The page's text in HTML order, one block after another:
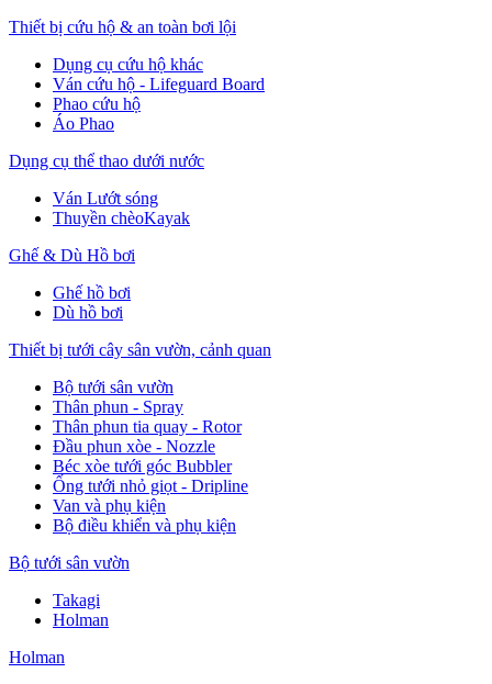
Thiết bị cứu hộ & an toàn bơi lội
Dụng cụ cứu hộ khác
Ván cứu hộ - Lifeguard Board
Phao cứu hộ
Áo Phao
Dụng cụ thể thao dưới nước
Ván Lướt sóng
Thuyền chèoKayak
Ghế & Dù Hồ bơi
Ghế hồ bơi
Dù hồ bơi
Thiết bị tưới cây sân vườn, cảnh quan
Bộ tưới sân vườn
Thân phun - Spray
Thân phun tia quay - Rotor
Đầu phun xòe - Nozzle
Béc xòe tưới góc Bubbler
Ống tưới nhỏ giọt - Dripline
Van và phụ kiện
Bộ điều khiển và phụ kiện
Bộ tưới sân vườn
Takagi
Holman
Holman